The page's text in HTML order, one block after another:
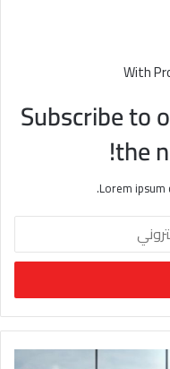
With
Subscribe to
the
Lorem ipsum